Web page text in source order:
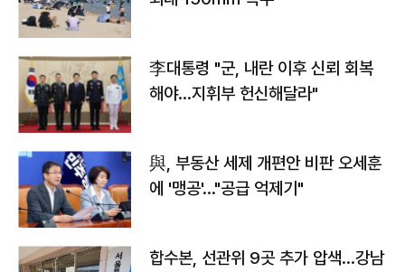
李대통령 "군, 내란 이후 신뢰 회복
해야…지휘부 헌신해달라"
與, 부동산 세제 개편안 비판 오세훈
에 '맹공'…"공급 억제기"
합수본, 선관위 9곳 추가 압색…강남